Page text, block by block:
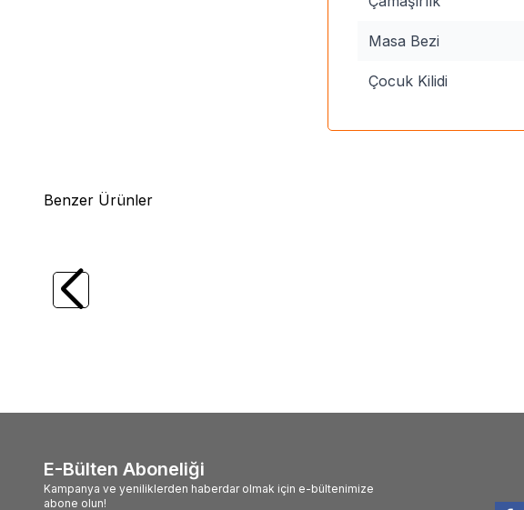
Masa Bezi
Çocuk Kilidi
Benzer Ürünler
Harmony
Katlanabilir Kazanlı Ve Fanlı Ütü Masası
E-Bülten Aboneliği
Kampanya ve yeniliklerden haberdar olmak için e-bültenimize
abone olun!